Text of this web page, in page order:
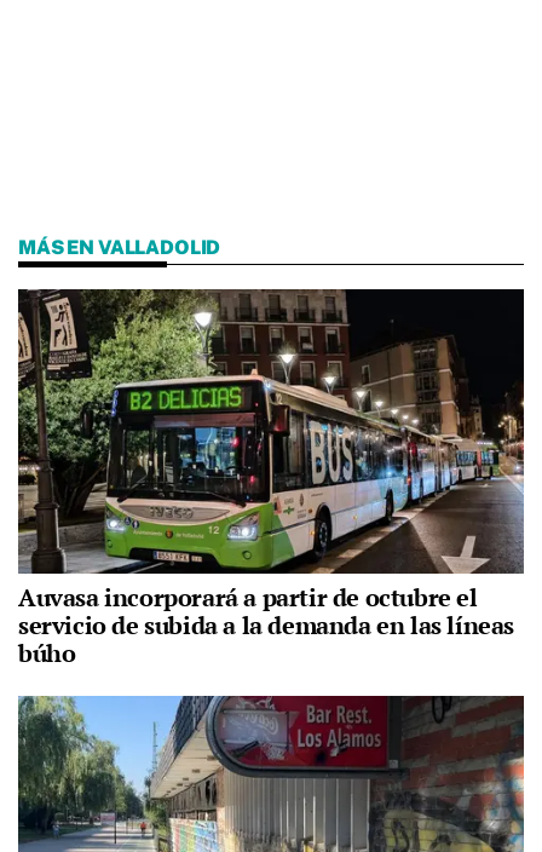
MÁS EN VALLADOLID
Auvasa incorporará a partir de octubre el
servicio de subida a la demanda en las líneas
búho